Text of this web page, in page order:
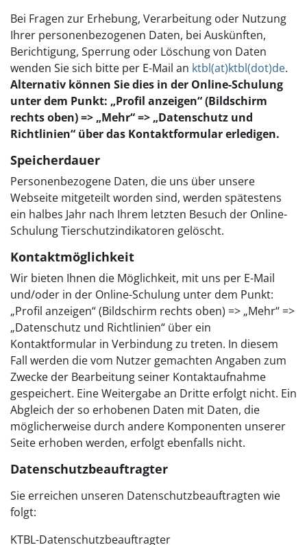
Bei Fragen zur Erhebung, Verarbeitung oder Nutzung
Ihrer personenbezogenen Daten, bei Auskünften,
Berichtigung, Sperrung oder Löschung von Daten
wenden Sie sich bitte per E-Mail an ktbl(at)ktbl(dot)de.
Alternativ können Sie dies in der Online-Schulung
unter dem Punkt: „Profil anzeigen“ (Bildschirm
rechts oben) => „Mehr“ => „Datenschutz und
Richtlinien“ über das Kontaktformular erledigen.
Speicherdauer
Personenbezogene Daten, die uns über unsere
Webseite mitgeteilt worden sind, werden spätestens
ein halbes Jahr nach Ihrem letzten Besuch der Online-
Schulung Tierschutzindikatoren gelöscht.
Kontaktmöglichkeit
Wir bieten Ihnen die Möglichkeit, mit uns per E-Mail
und/oder in der Online-Schulung unter dem Punkt:
„Profil anzeigen“ (Bildschirm rechts oben) => „Mehr“ =>
„Datenschutz und Richtlinien“ über ein
Kontaktformular in Verbindung zu treten. In diesem
Fall werden die vom Nutzer gemachten Angaben zum
Zwecke der Bearbeitung seiner Kontaktaufnahme
gespeichert. Eine Weitergabe an Dritte erfolgt nicht. Ein
Abgleich der so erhobenen Daten mit Daten, die
möglicherweise durch andere Komponenten unserer
Seite erhoben werden, erfolgt ebenfalls nicht.
Datenschutzbeauftragter
Sie erreichen unseren Datenschutzbeauftragten wie
folgt:
KTBL-Datenschutzbeauftragter